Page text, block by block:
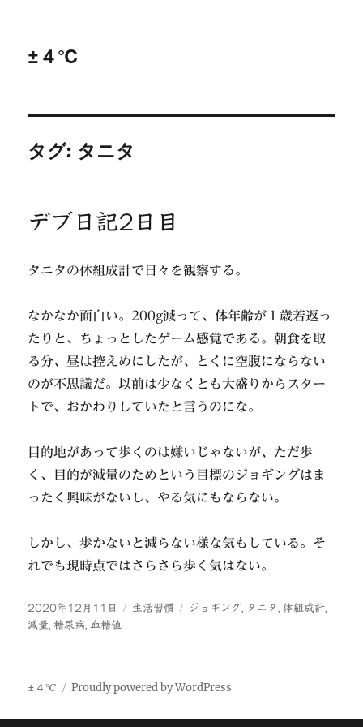
±４℃
タグ: タニタ
デブ日記2日目
タニタの体組成計で日々を観察する。
なかなか面白い。200g減って、体年齢が１歳若返っ
たりと、ちょっとしたゲーム感覚である。朝食を取
る分、昼は控えめにしたが、とくに空腹にならない
のが不思議だ。以前は少なくとも大盛りからスター
トで、おかわりしていたと言うのにな。
目的地があって歩くのは嫌いじゃないが、ただ歩
く、目的が減量のためという目標のジョギングはま
ったく興味がないし、やる気にもならない。
しかし、歩かないと減らない様な気もしている。そ
れでも現時点ではさらさら歩く気はない。
投
稿
2020年12月11日
カ
生活習慣
タ
ジョギング, タニタ ,体組成計,
減量, 糖尿病,血糖値
±４℃ Proudly powered by WordPress